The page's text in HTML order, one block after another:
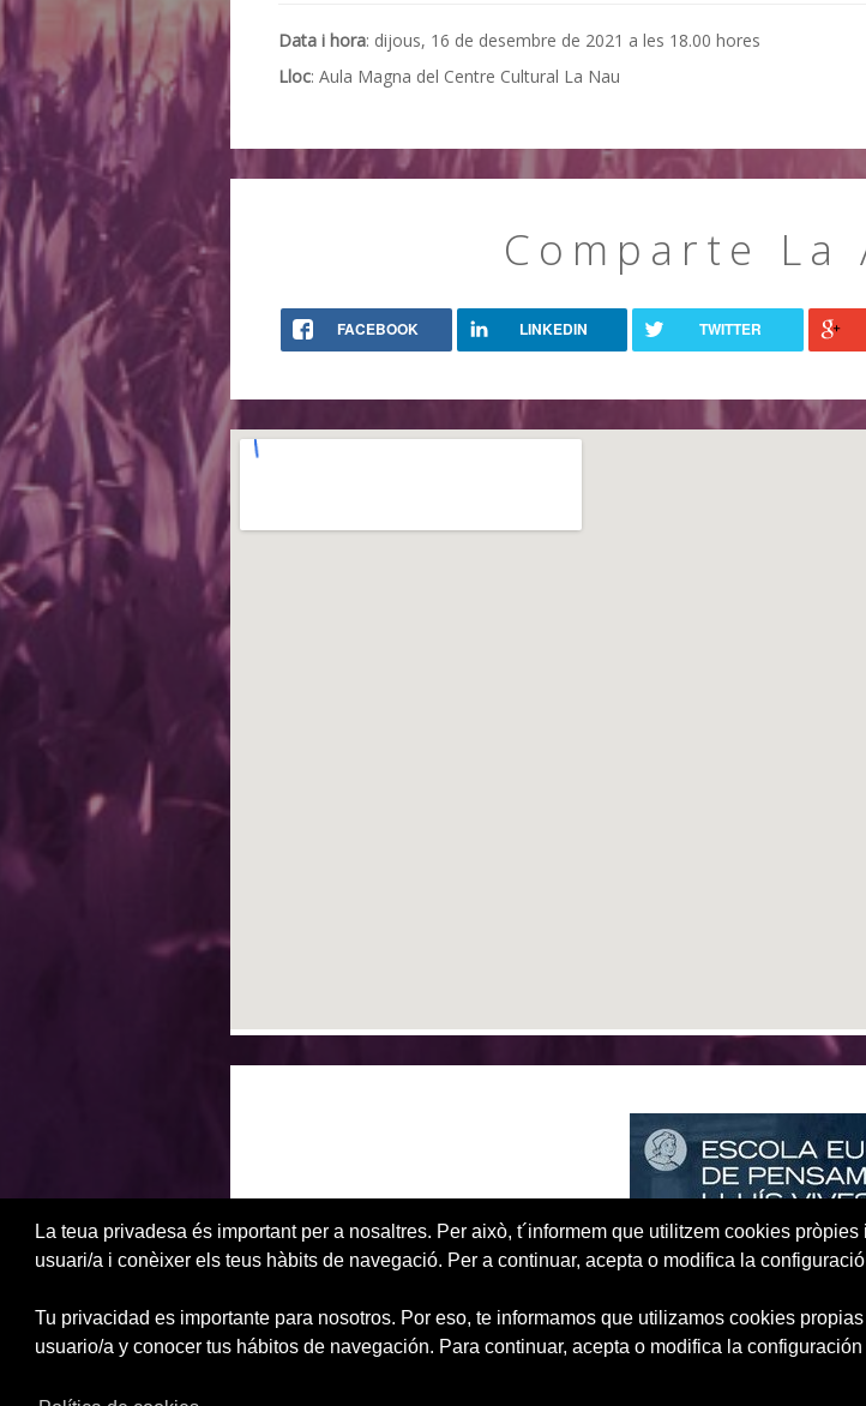
La teua privadesa és important per a nosaltres. Per això, t´informem que utilitzem cookies
usuari/a i conèixer els teus hàbits de navegació. Per a continuar, acepta o modifica la
Tu privacidad es importante para nosotros. Por eso, te informamos que utilizamos cookies
usuario/a y conocer tus hábitos de navegación. Para continuar, acepta o modifica la
Data i hora: dijous, 16 de desembre de 2021 a les 18.00 hores
Lloc: Aula Magna del Centre Cultural La Nau
Comparte La
FACEBOOK LINKEDIN TWITTER
CONTACTO